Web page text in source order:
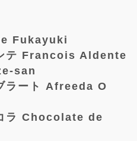
Fukayuki
テ Francois Aldente
san
ラート Afreeda O
ラ Chocolate de